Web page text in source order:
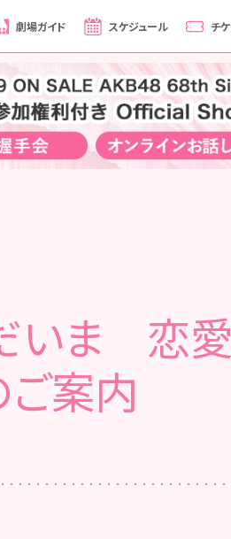
劇場ガイド スケジュール チ
いま 恋愛
案内